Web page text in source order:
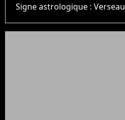
Signe astrologique :Verseau